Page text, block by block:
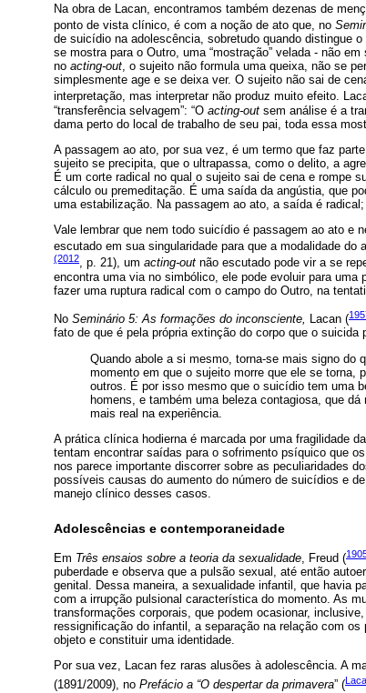
Na obra de Lacan, encontramos também dezenas de
ponto de vista clínico, é com a noção de ato que, no
de suicídio na adolescência, sobretudo quando distingue o
se mostra para o Outro, uma “mostração” velada - não
no acting-out, o sujeito não formula uma queixa, não se
simplesmente age e se deixa ver. O sujeito não sai de
interpretação, mas interpretar não produz muito efeito.
“transferência selvagem”: “O acting-out sem análise é a
dama perto do local de trabalho de seu pai, toda essa
A passagem ao ato, por sua vez, é um termo que faz
sujeito se precipita, que o ultrapassa, como o delito, a
É um corte radical no qual o sujeito sai de cena e rompe
cálculo ou premeditação. É uma saída da angústia, que
uma estabilização. Na passagem ao ato, a saída é
Vale lembrar que nem todo suicídio é passagem ao ato e
escutado em sua singularidade para que a modalidade
(2012, p. 21), um acting-out não escutado pode vir a se
encontra uma via no simbólico, ele pode evoluir para
fazer uma ruptura radical com o campo do Outro, na
No Seminário 5: As formações do inconsciente, Lacan (
fato de que é pela própria extinção do corpo que o
Quando abole a si mesmo, torna-se mais signo do
momento em que o sujeito morre que ele se torna,
outros. É por isso mesmo que o suicídio tem uma
homens, e também uma beleza contagiosa, que
mais real na experiência.
A prática clínica hodierna é marcada por uma fragilidade
tentam encontrar saídas para o sofrimento psíquico que
nos parece importante discorrer sobre as peculiaridades
possíveis causas do aumento do número de suicídios e
manejo clínico desses casos.
Adolescências e contemporaneidade
Em Três ensaios sobre a teoria da sexualidade, Freud (
puberdade e observa que a pulsão sexual, até então
genital. Dessa maneira, a sexualidade infantil, que havia
com a irrupção pulsional característica do momento. As
transformações corporais, que podem ocasionar,
ressignificação do infantil, a separação na relação com
objeto e constituir uma identidade.
Por sua vez, Lacan fez raras alusões à adolescência. A
(1891/2009), no Prefácio a “O despertar da primavera” (